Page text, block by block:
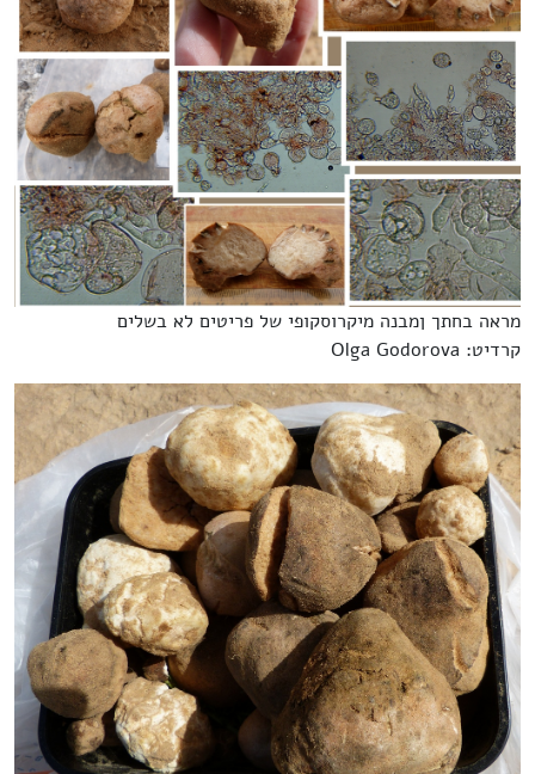
מראה בחתך ןמבנה מיקרוסקופי של פריטים לא בשלים
קרדיט: Olga Godorova